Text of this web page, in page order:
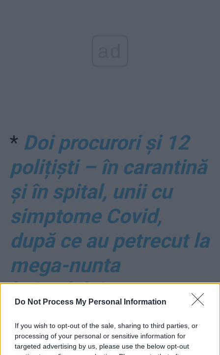
Do Not Process My Personal Information
If you wish to opt-out of the sale, sharing to third parties, or
processing of your personal or sensitive information for
targeted advertising by us, please use the below opt-out
* Doi procurori și 12
polițiști – în carantină
și în spital, unii cu
simptome Covid,
după ce au petrecut la
mega-nunta
beizadelei
*Moartea unei